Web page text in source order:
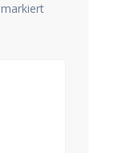
markiert